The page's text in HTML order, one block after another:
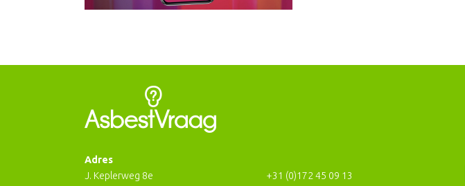
Adres
J. Keplerweg 8e
+31 (0)172 45 09 13